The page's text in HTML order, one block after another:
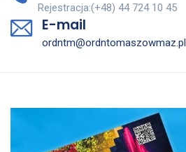
Rejestracja:(+48) 44 724 10 45
E-mail
ordntm@ordntomaszowmaz.pl